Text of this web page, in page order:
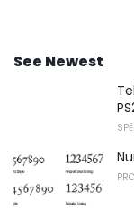
See Newest